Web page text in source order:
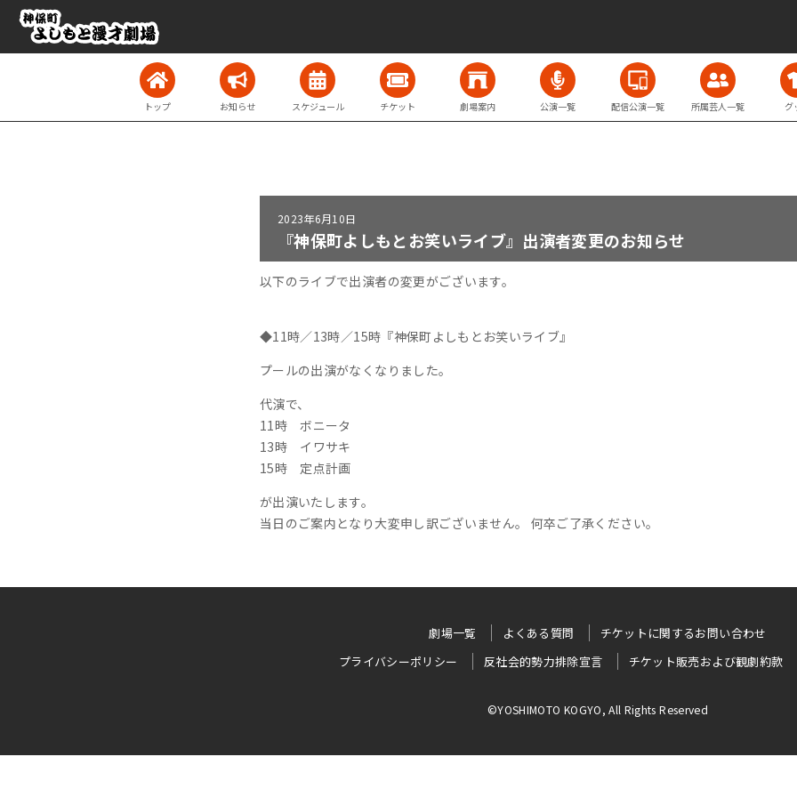
トップ お知らせ スケジュール チケット 劇場案内 公演一覧 配信公演一覧 所属芸人一覧 グ
2023年6月10日
『神保町よしもとお笑いライブ』出演者変更のお知らせ
以下のライブで出演者の変更がございます。
◆11時／13時／15時『神保町よしもとお笑いライブ』
プールの出演がなくなりました。
代演で、
11時 ボニータ
13時 イワサキ
15時 定点計画
が出演いたします。
当日のご案内となり大変申し訳ございません。 何卒ご了承ください。
劇場一覧 よくある質問
チケットに関するお問い合わせ
プライバシーポリシー
反社会的勢力排除宣言 チケット販売および観劇約款
©YOSHIMOTO KOGYO, All Rights Reserved